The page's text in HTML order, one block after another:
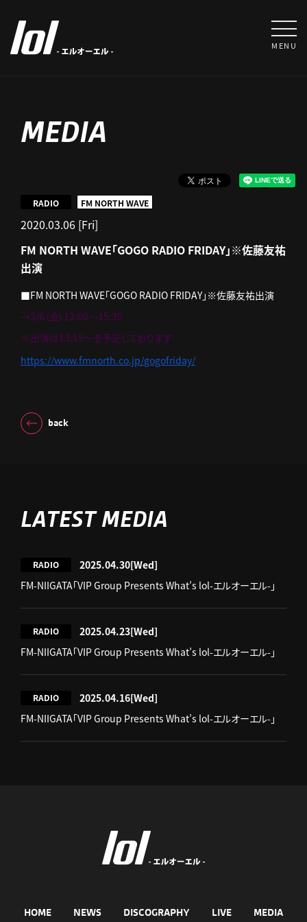
MENU
MEDIA
2020.03.06 [Fri]
RADIO FM NORTH WAVE
FM NORTH WAVE「GOGO RADIO FRIDAY」※佐藤友祐
出演
■FM NORTH WAVE「GOGO RADIO FRIDAY」※佐藤友祐出演
→3/6（金）12:00～15:30
※出演は13:15～を予定しております
https://www.fmnorth.co.jp/gogofriday/
back
LATEST MEDIA
RADIO 2025.04.30[Wed]
FM-NIIGATA「VIP Group Presents What’s lol-エルオーエル-」
RADIO 2025.04.23[Wed]
FM-NIIGATA「VIP Group Presents What’s lol-エルオーエル-」
RADIO 2025.04.16[Wed]
FM-NIIGATA「VIP Group Presents What’s lol-エルオーエル-」
HOME NEWS DISCOGRAPHY LIVE MEDIA